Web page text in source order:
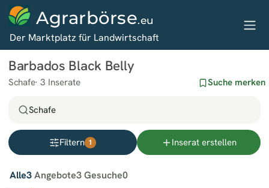
Agrarbörse.eu
Der Marktplatz für Landwirtschaft
Barbados Black Belly
Schafe 3 Inserate Suche merken
Schafe
Filtern 1 Inserat erstellen
Alle3Angebote3Gesuche0